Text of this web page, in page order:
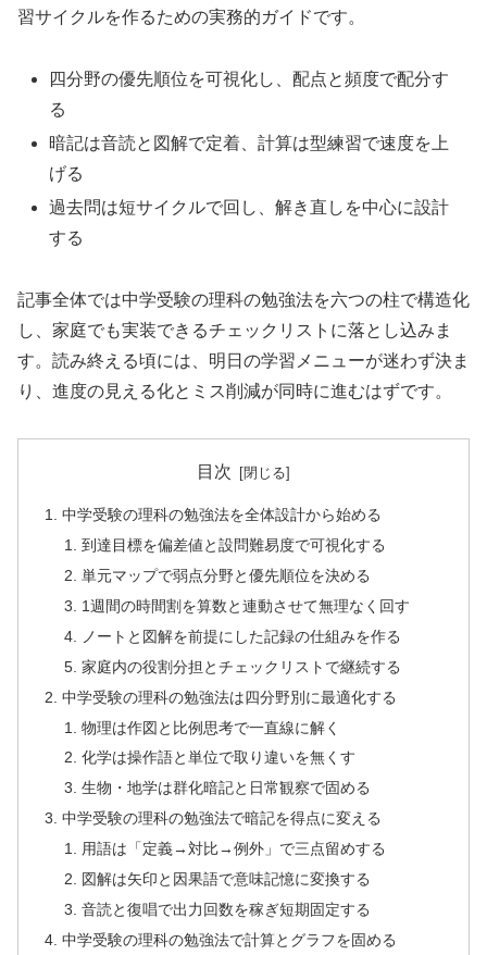
習サイクルを作るための実務的ガイドです。
四分野の優先順位を可視化し、配点と頻度で配分す
る
暗記は音読と図解で定着、計算は型練習で速度を上
げる
過去問は短サイクルで回し、解き直しを中心に設計
する
記事全体では中学受験の理科の勉強法を六つの柱で構造化
し、家庭でも実装できるチェックリストに落とし込みま
す。読み終える頃には、明日の学習メニューが迷わず決ま
り、進度の見える化とミス削減が同時に進むはずです。
目次
中学受験の理科の勉強法を全体設計から始める
到達目標を偏差値と設問難易度で可視化する
単元マップで弱点分野と優先順位を決める
1週間の時間割を算数と連動させて無理なく回す
ノートと図解を前提にした記録の仕組みを作る
家庭内の役割分担とチェックリストで継続する
中学受験の理科の勉強法は四分野別に最適化する
物理は作図と比例思考で一直線に解く
化学は操作語と単位で取り違いを無くす
生物・地学は群化暗記と日常観察で固める
中学受験の理科の勉強法で暗記を得点に変える
用語は「定義→対比→例外」で三点留めする
図解は矢印と因果語で意味記憶に変換する
音読と復唱で出力回数を稼ぎ短期固定する
中学受験の理科の勉強法で計算とグラフを固める